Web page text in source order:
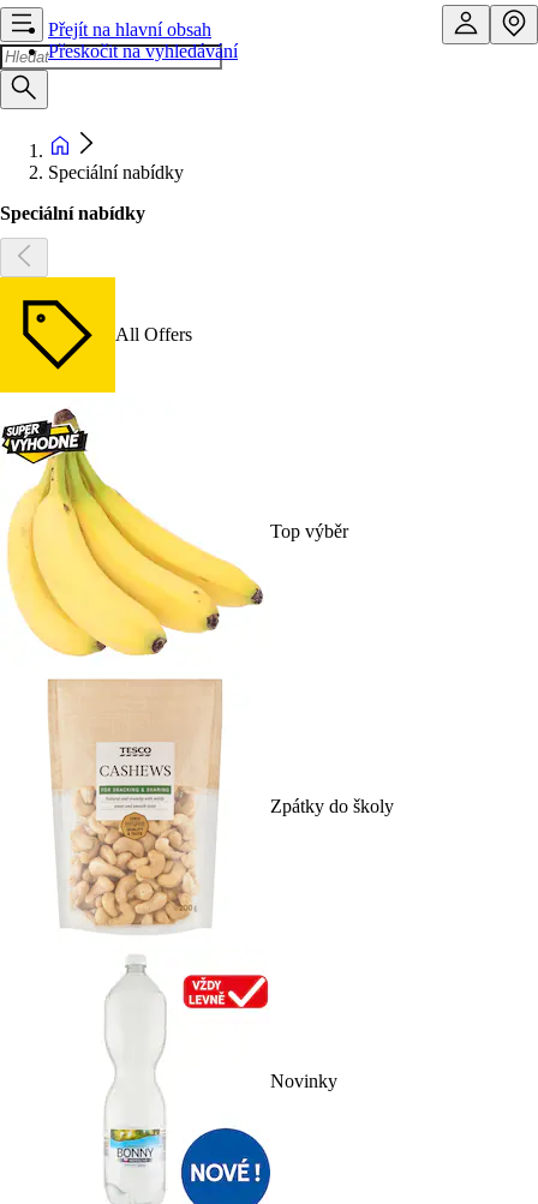
Přejít na hlavní obsah
Přeskočit na vyhledávání
Speciální nabídky
Speciální nabídky
All Offers
Top výběr
Zpátky do školy
Novinky